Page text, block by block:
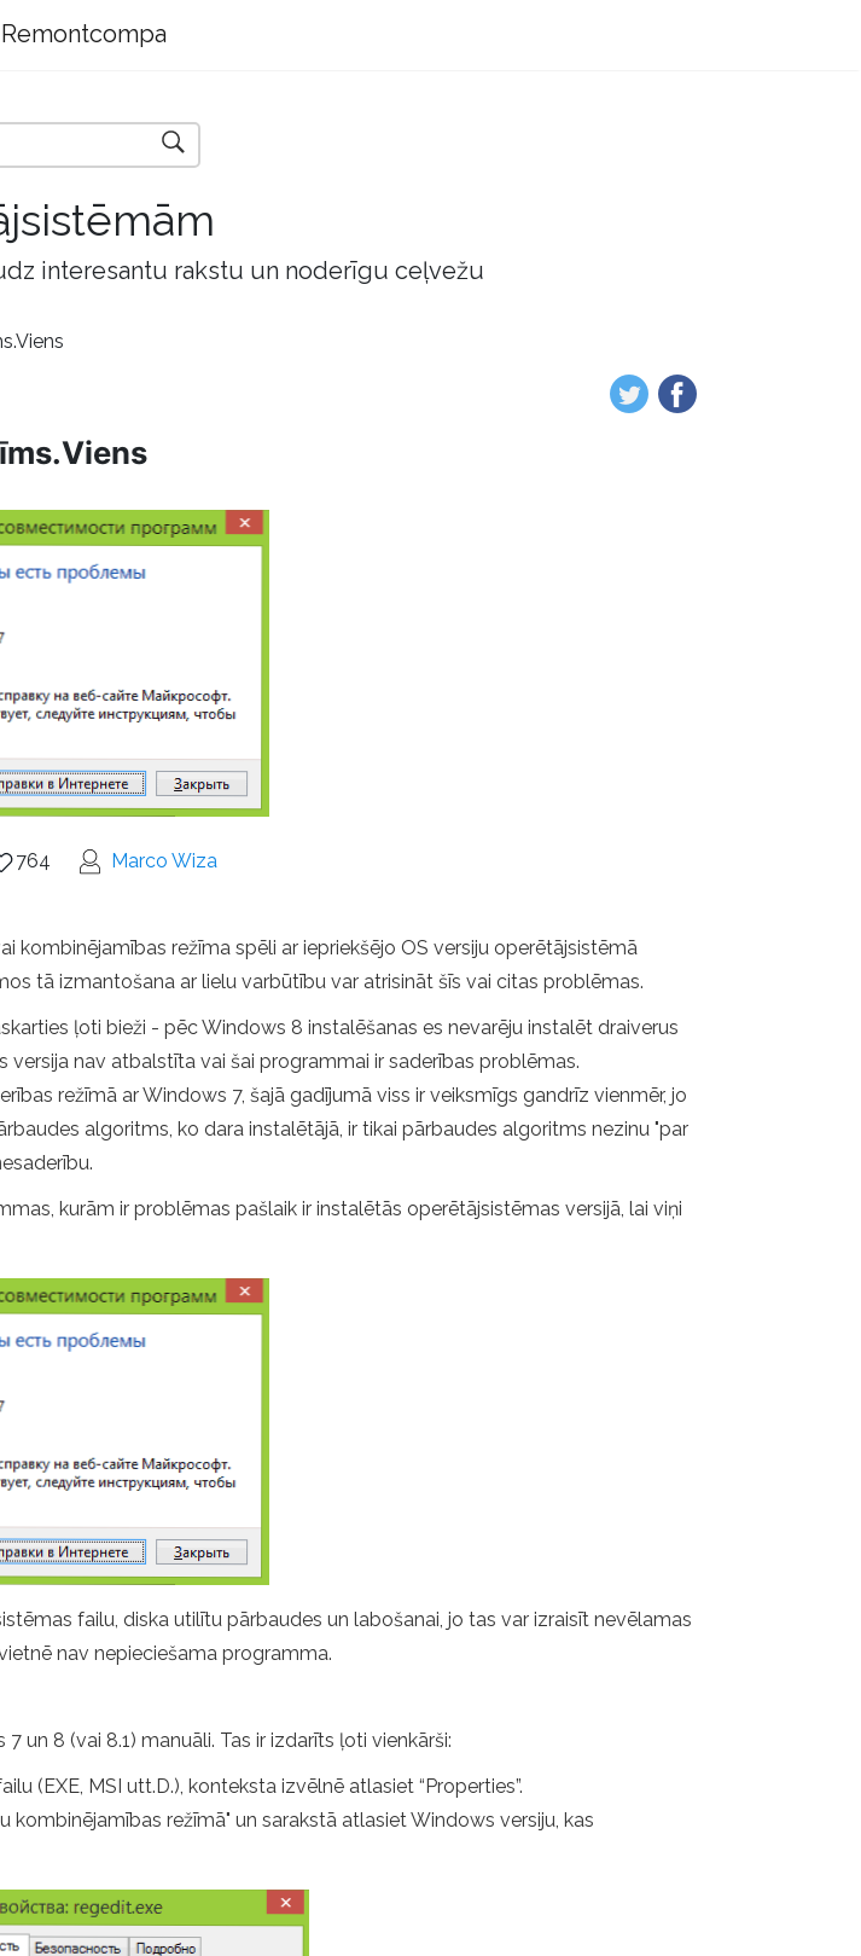
Remontcompa
interesantu rakstu un noderīgu ceļvežu
764 Marco Wiza
kombinējamības režīma spēli ar iepriekšējo OS versiju operētājsistēmā
tā izmantošana ar lielu varbūtību var atrisināt šīs vai citas problēmas.
ļoti bieži - pēc Windows 8 instalēšanas es nevarēju instalēt draiverus
nav atbalstīta vai šai programmai ir saderības problēmas.
režīmā ar Windows 7, šajā gadījumā viss ir veiksmīgs gandrīz vienmēr, jo
algoritms, ko dara instalētājā, ir tikai pārbaudes algoritms nezinu "par
kurām ir problēmas pašlaik ir instalētās operētājsistēmas versijā, lai viņi
failu, diska utilītu pārbaudes un labošanai, jo tas var izraisīt nevēlamas
nav nepieciešama programma.
un 8 (vai 8.1) manuāli. Tas ir izdarīts ļoti vienkārši:
(EXE, MSI utt.D.), konteksta izvēlnē atlasiet “Properties”.
režīmā" un sarakstā atlasiet Windows versiju, kas